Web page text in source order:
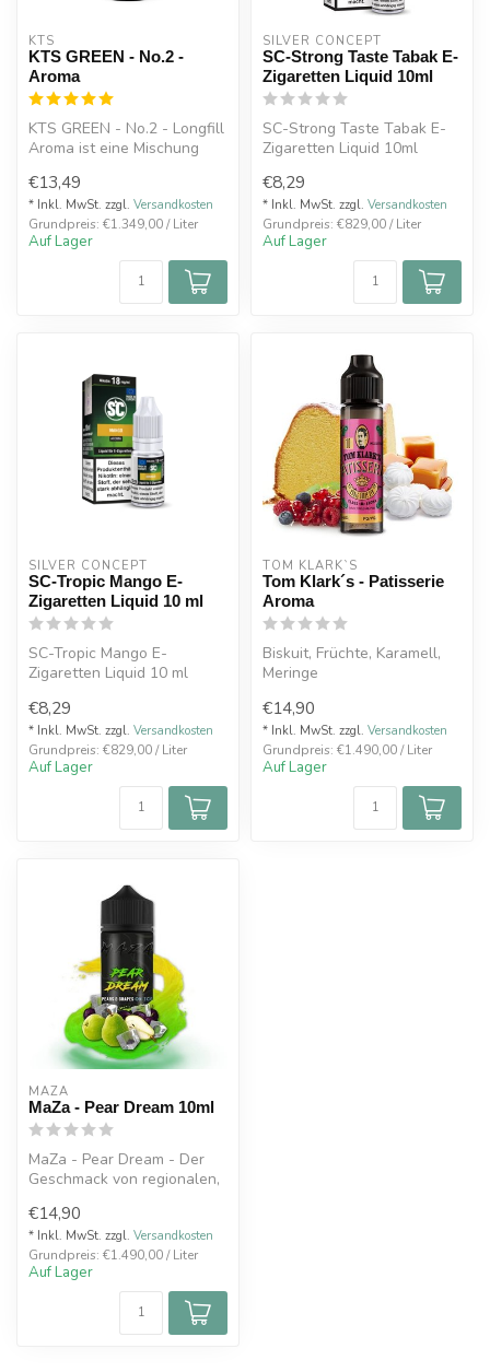
KTS
KTS GREEN - No.2 -
Aroma
KTS GREEN - No.2 - Longfill
Aroma ist eine Mischung
K...
€13,49
* Inkl. MwSt. zzgl. Versandkosten
Grundpreis: €1.349,00 / Liter
Auf Lager
SILVER CONCEPT
SC-Strong Taste Tabak E-
Zigaretten Liquid 10ml
SC-Strong Taste Tabak E-
Zigaretten Liquid 10ml
einer fr...
€8,29
* Inkl. MwSt. zzgl. Versandkosten
Grundpreis: €829,00 / Liter
Auf Lager
SILVER CONCEPT
SC-Tropic Mango E-
Zigaretten Liquid 10 ml
SC-Tropic Mango E-
Zigaretten Liquid 10 ml
€8,29
* Inkl. MwSt. zzgl. Versandkosten
Grundpreis: €829,00 / Liter
Auf Lager
TOM KLARK`S
Tom Klark´s - Patisserie
Aroma
Biskuit, Früchte, Karamell,
Meringe
Patisserie Aroma
Ma...
€14,90
* Inkl. MwSt. zzgl. Versandkosten
Grundpreis: €1.490,00 / Liter
Auf Lager
MAZA
MaZa - Pear Dream 10ml
MaZa - Pear Dream - Der
Geschmack von regionalen,
trif...
€14,90
* Inkl. MwSt. zzgl. Versandkosten
Grundpreis: €1.490,00 / Liter
Auf Lager